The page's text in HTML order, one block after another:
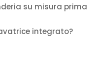
su misura prima
integrato?